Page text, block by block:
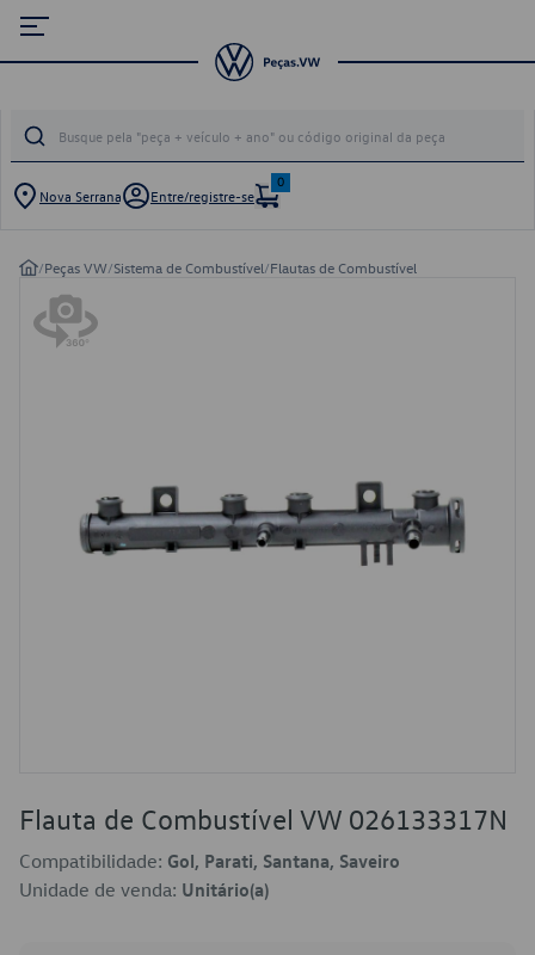
Nova Serrana Entre/registre-se
0
/Peças VW/Sistema de Combustível/Flautas de Combustível
Flauta de Combustível VW 026133317N
Compatibilidade: Gol, Parati, Santana, Saveiro
Unidade de venda: Unitário(a)